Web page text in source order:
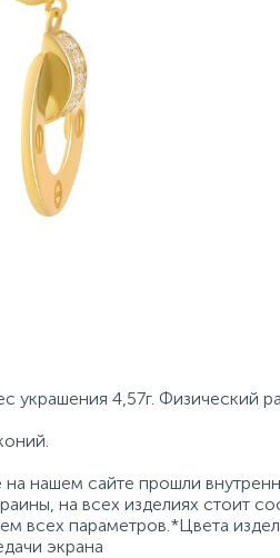
украшения 4,57г. Физический
нашем сайте прошли
на всех изделиях стоит
всех параметров.*Цвета
экрана